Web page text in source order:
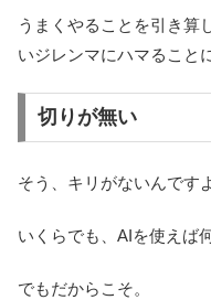
うまくやることを引き算
いジレンマにハマること
切りが無い
そう、キリがないんです
いくらでも、AIを使えば
でもだからこそ。